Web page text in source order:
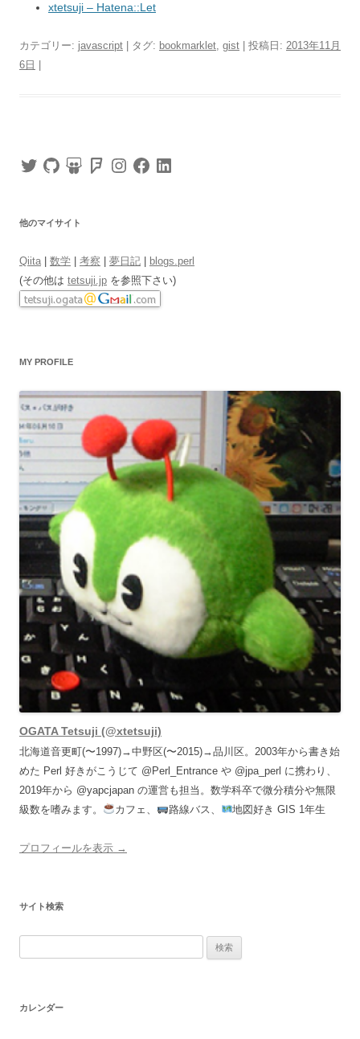
xtetsuji – Hatena::Let
カテゴリー: javascript | タグ: bookmarklet, gist | 投稿日: 2013年11月
6日
TwitterGitHubSlideShareFoursquare
InstagramFacebookLinkedIn
他のマイサイト
Qiita 数学 考察 夢日記
blogs.perl
(その他は tetsuji.jp を参照下さい)
MY PROFILE
OGATA Tetsuji (@xtetsuji)
北海道音更町(〜1997)→中野区(〜2015)→品川区。2003年から書き始
めた Perl 好きがこうじて @Perl_Entrance や @jpa_perl に携わり、
2019年から @yapcjapan の運営も担当。数学科卒で微分積分や無限
級数を嗜みます。
カフェ、 路線バス、 地図好き GIS 1年生
プロフィールを表示 →
サイト検索
カレンダー